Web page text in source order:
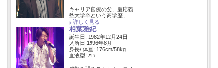
キャリア官僚の父、慶応義
塾大学卒という高学歴、…
詳しく見る
相葉雅紀
誕生日: 1982年12月24日
入所日:1996年8月
身長/ 体重: 176cm/58kg
血液型: AB